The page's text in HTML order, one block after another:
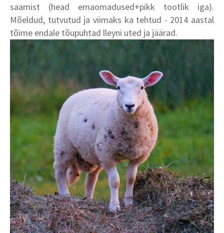
saamist (head emaomadused+pikk tootlik iga).
Mõeldud, tutvutud ja viimaks ka tehtud - 2014 aastal
tõime endale tõupuhtad lleyni uted ja jäärad.